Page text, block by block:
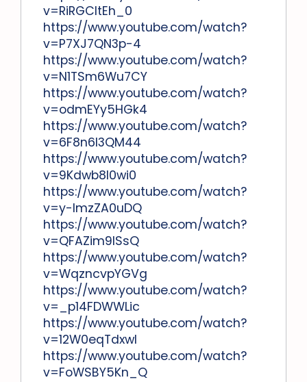
v=RiRGCItEh_0
https://www.youtube.com/watch?
v=P7XJ7QN3p-4
https://www.youtube.com/watch?
v=N1TSm6Wu7CY
https://www.youtube.com/watch?
v=odmEYy5HGk4
https://www.youtube.com/watch?
v=6F8n6l3QM44
https://www.youtube.com/watch?
v=9Kdwb8l0wi0
https://www.youtube.com/watch?
v=y-ImzZA0uDQ
https://www.youtube.com/watch?
v=QFAZim9lSsQ
https://www.youtube.com/watch?
v=WqzncvpYGVg
https://www.youtube.com/watch?
v=_p14FDWWLic
https://www.youtube.com/watch?
v=12W0eqTdxwI
https://www.youtube.com/watch?
v=FoWSBY5Kn_Q